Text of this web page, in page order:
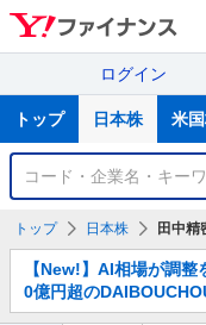
ログイン
サ
トップ 日本株 米
銘
検
トップ 日本株 田中精
知
ら
【New!】AI相場が調
0億円超の